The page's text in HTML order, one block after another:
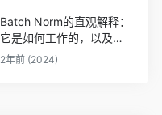
Batch Norm的直观解释：
它是如何工作的，以及神
经网络为什么需要它
2年前 (2024)